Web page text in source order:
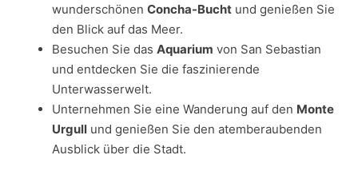
wunderschönen Concha-Bucht und genießen Sie
den Blick auf das Meer.
Besuchen Sie das Aquarium von San Sebastian
und entdecken Sie die faszinierende
Unterwasserwelt.
Unternehmen Sie eine Wanderung auf den Monte
Urgull und genießen Sie den atemberaubenden
Ausblick über die Stadt.